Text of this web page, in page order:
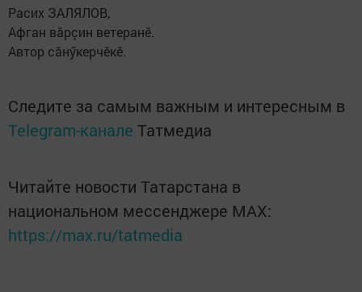
Расих ЗАЛЯЛОВ,
Афган вăрçин ветеранӗ.
Автор сăнӳкерчӗкӗ.
Следите за самым важным и интересным в
Telegram-канале Татмедиа
Читайте новости Татарстана в
национальном мессенджере MАХ:
https://max.ru/tatmedia